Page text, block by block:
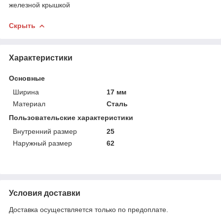
железной крышкой
Скрыть
Характеристики
Основные
Ширина
17 мм
Материал
Сталь
Пользовательские характеристики
Внутренний размер
25
Наружный размер
62
Условия доставки
Доставка осуществляется только по предоплате.